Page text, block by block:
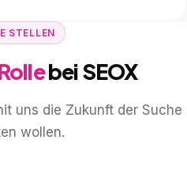
STELLEN
bei SEOX
uns die Zukunft der Suche
wollen.